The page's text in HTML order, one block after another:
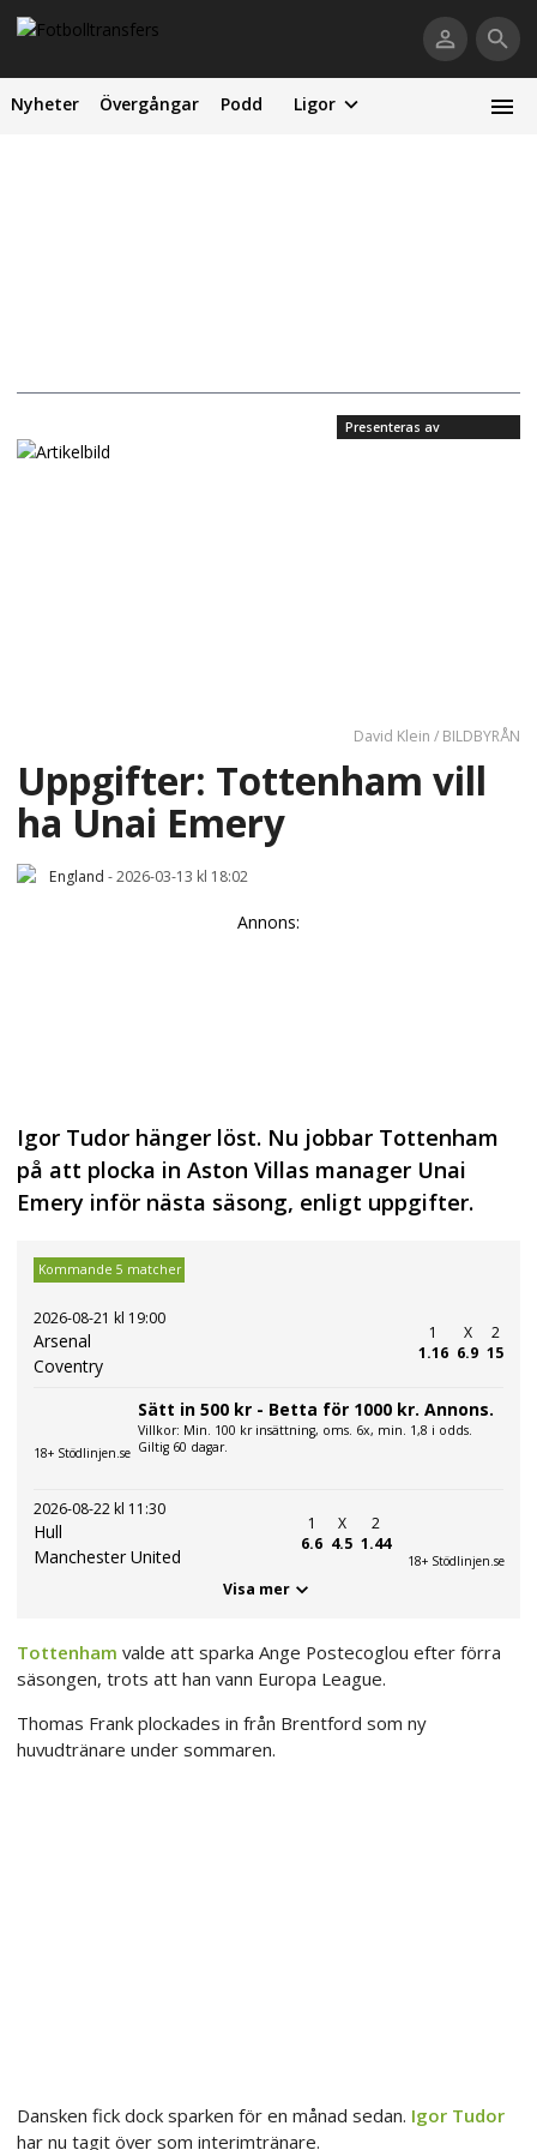
Nyheter Övergångar Podd Ligor
Presenteras av
David Klein / BILDBYRÅN
Uppgifter: Tottenham vill
ha Unai Emery
England -2026-03-13 kl 18:02
Annons:
Igor Tudor hänger löst. Nu jobbar Tottenham
på att plocka in Aston Villas manager Unai
Emery inför nästa säsong, enligt uppgifter.
Kommande 5 matcher
2026-08-21 kl 19:00
Arsenal
Coventry
1
1.16
X
6.9
2
15
18+ Stödlinjen.se
Sätt in 500 kr - Betta för 1000 kr. Annons.
Villkor: Min. 100 kr insättning, oms. 6x, min. 1,8 i odds.
Giltig 60 dagar.
2026-08-22 kl 11:30
Hull
Manchester United
1
6.6
X
4.5
2
1.44
18+ Stödlinjen.se
Visa mer
Tottenham valde att sparka Ange Postecoglou efter förra
säsongen, trots att han vann Europa League.
Thomas Frank plockades in från Brentford som ny
huvudtränare under sommaren.
Dansken fick dock sparken för en månad sedan. Igor Tudor
har nu tagit över som interimtränare.